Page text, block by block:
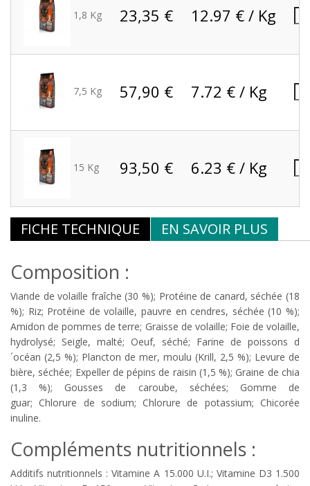
1,8 Kg 23,35 € 12.97 € / Kg
7,5 Kg 57,90 € 7.72 € / Kg
15 Kg 93,50 € 6.23 € / Kg
FICHE TECHNIQUE EN SAVOIR PLUS
Composition :
Viande de volaille fraîche (30 %); Protéine de canard, séchée (18
%); Riz; Protéine de volaille, pauvre en cendres, séchée (10 %);
Amidon de pommes de terre; Graisse de volaille; Foie de volaille,
hydrolysé; Seigle, malté; Oeuf, séché; Farine de poissons d
´océan (2,5 %); Plancton de mer, moulu (Krill, 2,5 %); Levure de
bière, séchée; Expeller de pépins de raisin (1,5 %); Graine de chia
(1,3 %); Gousses de caroube, séchées; Gomme de
guar; Chlorure de sodium; Chlorure de potassium; Chicorée
inuline.
Compléments nutritionnels :
Additifs nutritionnels : Vitamine A 15.000 U.I.; Vitamine D3 1.500